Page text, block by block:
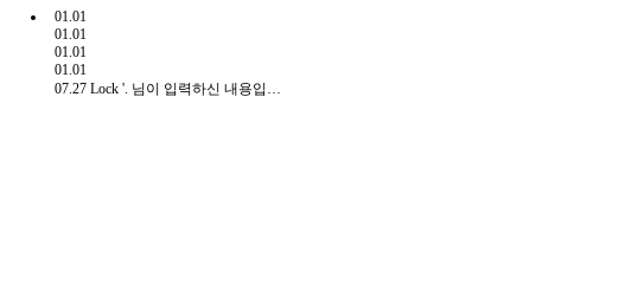
01.01
01.01
01.01
01.01
07.27 Lock '. 님이 입력하신 내용입니다.(수수료결제)'